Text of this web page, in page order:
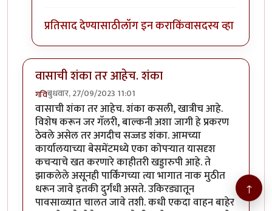
प्रतिसाद देण्यासाठीलॉग इन कराकिंवासदस्य व्हा
वासाची शंका तर आहेच. शंका
गविबुधवार, 27/09/2023 11:01
वासाची शंका तर आहेच. शंका कसली, खात्रीच आहे.
विशेष करून जर गॅलरी, बाल्कनी अशा जागी हे प्रकरण
ठेवले असेल तर अगदीच सज्जड शंका. आमच्या
कार्यालयाच्या बेसमेंटमध्ये एका कोपऱ्यात यासदृश
कचऱ्याचे खत करणारे काहीतरी खड्डारुपी आहे. ते
झाकलेले असूनही पार्किंगच्या त्या भागात नाक मुठीत
धरून जावे इतकी दुर्गंधी असते. उकिरड्यातून
पावसाळ्यात चालत जावे तशी. कधी एकदा वाहन बाहेर
↑